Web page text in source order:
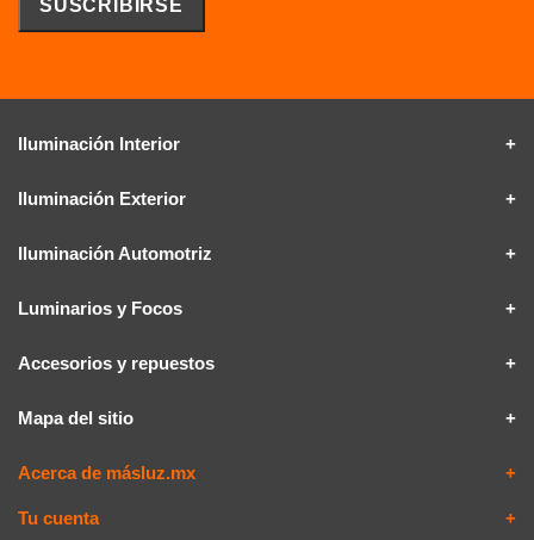
Iluminación Interior
Iluminación Exterior
Iluminación Automotriz
Luminarios y Focos
Accesorios y repuestos
Mapa del sitio
Acerca de másluz.mx
Tu cuenta